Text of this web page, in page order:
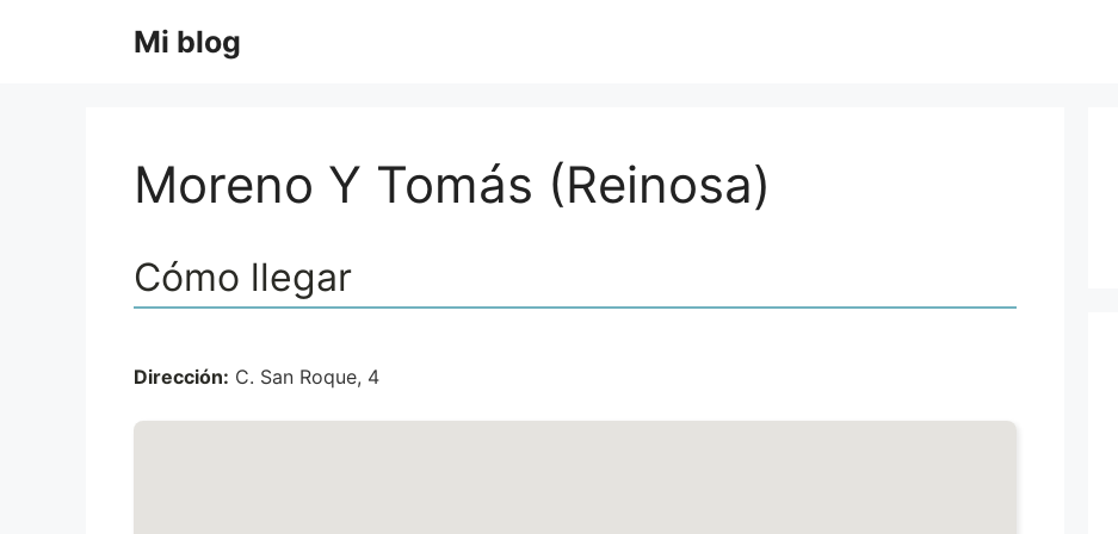
Mi blog
Moreno Y Tomás (Reinosa)
Cómo llegar
Dirección: C. San Roque, 4